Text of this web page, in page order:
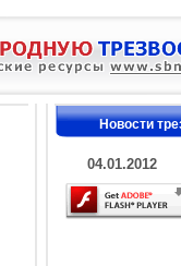
Новости
04.01.2012